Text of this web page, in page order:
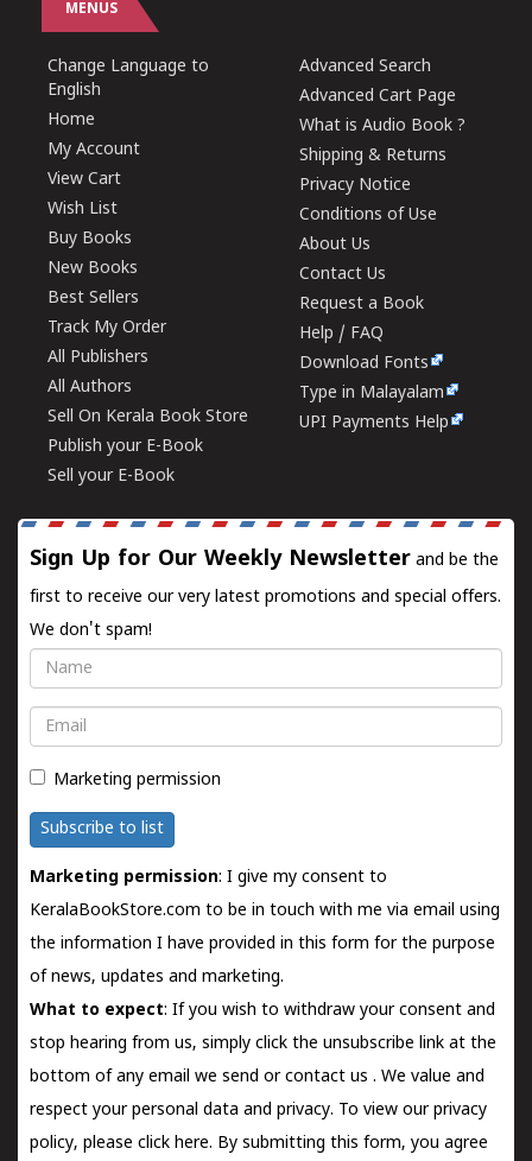
MENUS
Change Language to
English
Home
My Account
View Cart
Wish List
Buy Books
New Books
Best Sellers
Track My Order
All Publishers
All Authors
Sell On Kerala Book Store
Publish your E-Book
Sell your E-Book
Advanced Search
Advanced Cart Page
What is Audio Book ?
Shipping & Returns
Privacy Notice
Conditions of Use
About Us
Contact Us
Request a Book
Help / FAQ
Download Fonts
Type in Malayalam
UPI Payments Help
Sign Up for Our Weekly Newsletter and be the
first to receive our very latest promotions and special offers.
We don't spam!
Name
Email
Marketing permission
Subscribe to list
Marketing permission: I give my consent to
KeralaBookStore.com to be in touch with me via email using
the information I have provided in this form for the purpose
of news, updates and marketing.
What to expect: If you wish to withdraw your consent and
stop hearing from us, simply click the unsubscribe link at the
bottom of any email we send orcontact us . We value and
respect your personal data and privacy. To view our privacy
policy, please click here. By submitting this form, you agree